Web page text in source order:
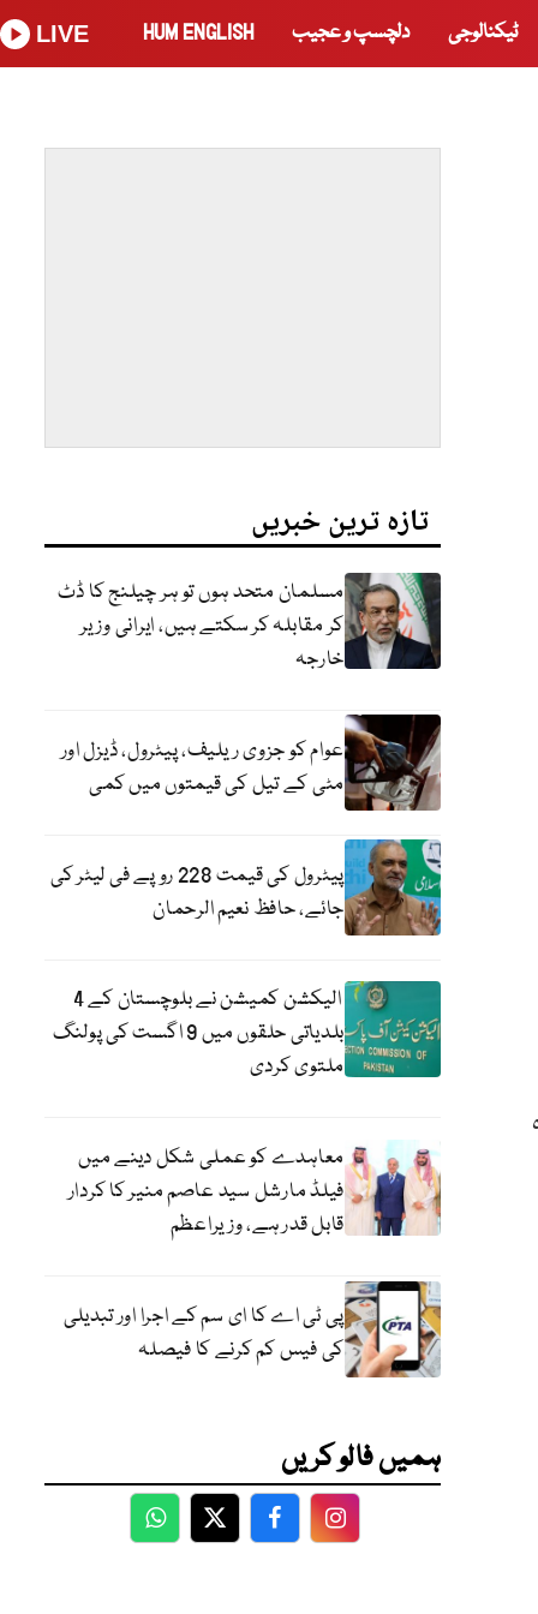
ٹیکنالوجی دلچسپ و عجیب HUM ENGLISH
LIVE
تازہ ترین خبریں
مسلمان متحد ہوں تو ہر چیلنج کا ڈٹ
کر مقابلہ کر سکتے ہیں، ایرانی وزیر
خارجہ
عوام کو جزوی ریلیف، پیٹرول، ڈیزل اور
مٹی کے تیل کی قیمتوں میں کمی
پیٹرول کی قیمت 228 روپے فی لیٹر کی
جائے، حافظ نعیم الرحمان
الیکشن کمیشن نے بلوچستان کے 4
بلدیاتی حلقوں میں 9 اگست کی پولنگ
ملتوی کردی
معاہدے کو عملی شکل دینے میں
فیلڈ مارشل سید عاصم منیر کا کردار
قابل قدر ہے، وزیراعظم
پی ٹی اے کا ای سم کے اجرا اور تبدیلی
کی فیس کم کرنے کا فیصلہ
ہمیں فالو کریں
WhatsApp
TwitterFacebookFacebook